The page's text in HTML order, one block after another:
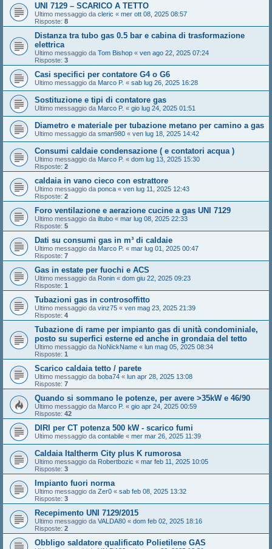
UNI 7129 – SCARICO A TETTO
Ultimo messaggio da cleric « mer ott 08, 2025 08:57
Risposte: 8
Distanza tra tubo gas 0.5 bar e cabina di trasformazione
elettrica
Ultimo messaggio da Tom Bishop « ven ago 22, 2025 07:24
Risposte: 3
Casi specifici per contatore G4 o G6
Ultimo messaggio da Marco P. « sab lug 26, 2025 16:28
Sostituzione e tipi di contatore gas
Ultimo messaggio da Marco P. « gio lug 24, 2025 01:51
Diametro e materiale per tubazione metano per camino a gas
Ultimo messaggio da sman980 « ven lug 18, 2025 14:42
Consumi caldaie condensazione ( e contatori acqua )
Ultimo messaggio da Marco P. « dom lug 13, 2025 15:30
Risposte: 2
caldaia in vano cieco con estrattore
Ultimo messaggio da ponca « ven lug 11, 2025 12:43
Risposte: 2
Foro ventilazione e aerazione cucine a gas UNI 7129
Ultimo messaggio da iltubo « mar lug 08, 2025 22:33
Risposte: 5
Dati su consumi gas in m³ di caldaie
Ultimo messaggio da Marco P. « mar lug 01, 2025 00:47
Risposte: 7
Gas in estate per fuochi e ACS
Ultimo messaggio da Ronin « dom giu 22, 2025 09:23
Risposte: 1
Tubazioni gas in controsoffitto
Ultimo messaggio da vinz75 « ven mag 23, 2025 21:39
Risposte: 4
Tubazione di rame per impianto gas di unità condominiale,
posto su superfici esterne ed anche in grondaia del tetto
Ultimo messaggio da NoNickName « lun mag 05, 2025 08:34
Risposte: 1
Scarico caldaia tetto / parete
Ultimo messaggio da boba74 « lun apr 28, 2025 13:08
Risposte: 7
Quando si sommano le potenze, per avere >35kW e 46/90
Ultimo messaggio da Marco P. « gio apr 24, 2025 00:59
Risposte: 42
DIRI per CT potenza 500 kW - scarico fumi
Ultimo messaggio da contabile « mer mar 26, 2025 11:39
Caldaia Italtherm City plus K rumorosa
Ultimo messaggio da Robertbozic « mar feb 11, 2025 10:05
Risposte: 3
Impianto fuori norma
Ultimo messaggio da Zer0 « sab feb 08, 2025 13:32
Risposte: 3
Recepimento UNI 7129/2015
Ultimo messaggio da VALDA80 « dom feb 02, 2025 18:16
Risposte: 2
Obbligo saldatore qualificato Polietilene GAS